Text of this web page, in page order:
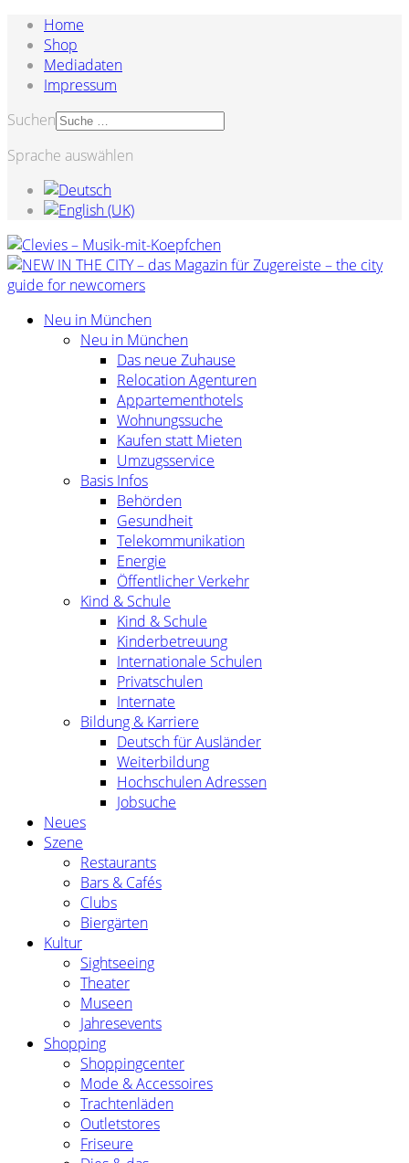
Home
Shop
Mediadaten
Impressum
Suchen
Sprache auswählen
Neu in München
Neu in München
Das neue Zuhause
Relocation Agenturen
Appartementhotels
Wohnungssuche
Kaufen statt Mieten
Umzugsservice
Basis Infos
Behörden
Gesundheit
Telekommunikation
Energie
Öffentlicher Verkehr
Kind & Schule
Kind & Schule
Kinderbetreuung
Internationale Schulen
Privatschulen
Internate
Bildung & Karriere
Deutsch für Ausländer
Weiterbildung
Hochschulen Adressen
Jobsuche
Neues
Szene
Restaurants
Bars & Cafés
Clubs
Biergärten
Kultur
Sightseeing
Theater
Museen
Jahresevents
Shopping
Shoppingcenter
Mode & Accessoires
Trachtenläden
Outletstores
Friseure